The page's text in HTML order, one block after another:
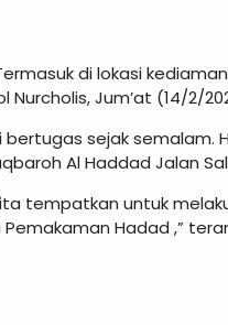
di lokasi
Jum’at (14/2/
sejak semalam.
Al Haddad Jalan
tempatkan untuk
Hadad ,”